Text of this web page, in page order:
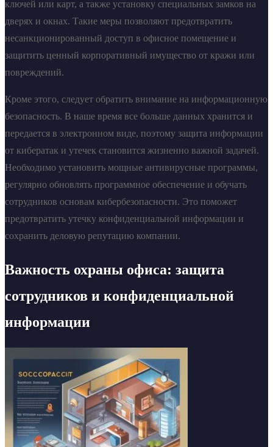
ключей или карт, а также установку специальных замков на
дверях и окнах. Такие меры позволяют предотвратить
несанкционированный доступ в офисное помещение и
защитить ценный корпоративный имущество от кражи или
повреждений.
Кроме этого, следует обратить внимание на информационную
безопасность. В наше время все больше данных хранится и
передается в электронном виде, поэтому защита информации
от кибератак и утечек становится жизненно важной задачей.
Необходимо установить мощные антивирусные программы,
регулярно обновлять программное обеспечение и обучать
сотрудников основам кибербезопасности. Это поможет
предотвратить утечку конфиденциальной информации и
сохранить деловую репутацию компании.
Важность охраны офиса: защита
сотрудников и конфиденциальной
информации